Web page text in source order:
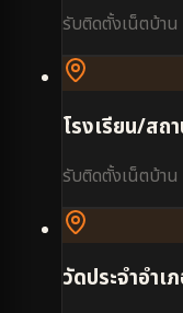
รับติดตั้งเน็ตบ้า
โรงเรียน/สถ
รับติดตั้งเน็ตบ้า
วัดประจำอำเ